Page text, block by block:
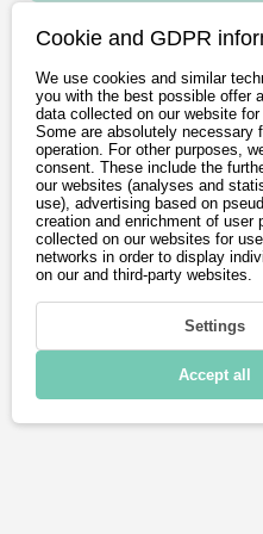
Fahren
Laden &
Konnektivität
Technische
Cookie and GDPR
We use cookies and similar
you with the best possible offer
data collected on our website for
Some are absolutely necessary
operation. For other purposes,
consent. These include the
our websites (analyses and
use), advertising based on
creation and enrichment of user
collected on our websites for
networks in order to display
on our and third-party websites.
Settings
Accept all